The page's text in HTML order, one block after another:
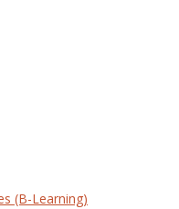
(B-Learning)